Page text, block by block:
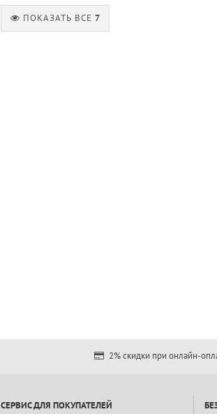
ПОКАЗАТЬ ВСЕ 7
2% скидки при онлайн-
СЕРВИС ДЛЯ ПОКУПАТЕЛЕЙ